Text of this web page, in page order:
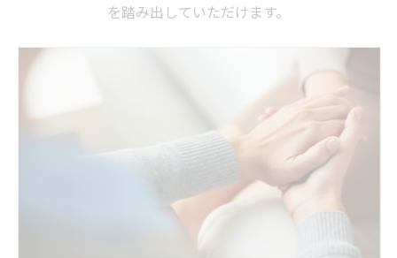
を踏み出していただけます。